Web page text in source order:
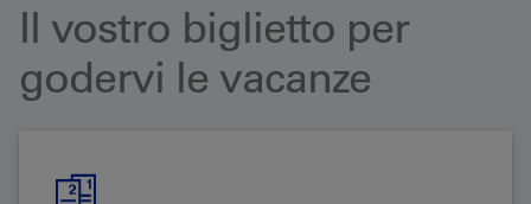
Il vostro biglietto per
godervi le vacanze